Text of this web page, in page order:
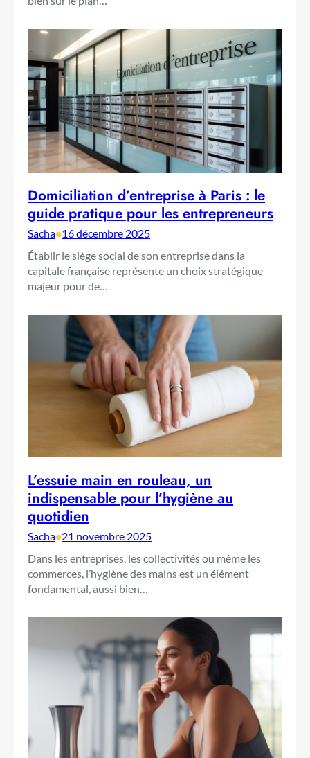
Domiciliation d’entreprise à Paris : le
guide pratique pour les entrepreneurs
Sacha•16 décembre 2025
Établir le siège social de son entreprise dans la
capitale française représente un choix stratégique
majeur pour de…
L’essuie main en rouleau, un
indispensable pour l’hygiène au
quotidien
Sacha•21 novembre 2025
Dans les entreprises, les collectivités ou même les
commerces, l’hygiène des mains est un élément
fondamental, aussi bien…